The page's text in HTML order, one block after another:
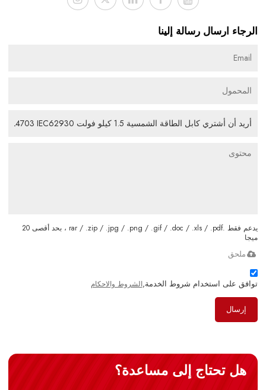
الرجاء ارسال رسالة إلينا
يدعم فقط .rar / .zip / .jpg / .png / .gif / .doc / .xls / .pdf ، بحد أقصى 20
ميجا
ملحق
توافق على استخدام شروط الخدمة,الشروط والاحكام
إرسال
هل تحتاج إلى مساعدة؟